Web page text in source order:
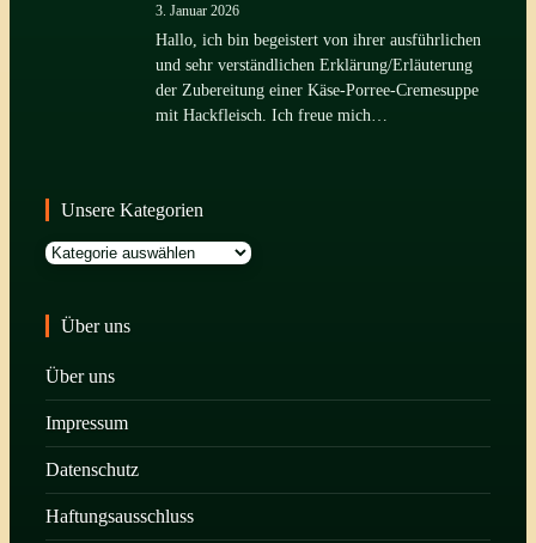
3. Januar 2026
Hallo, ich bin begeistert von ihrer ausführlichen
und sehr verständlichen Erklärung/Erläuterung
der Zubereitung einer Käse-Porree-Cremesuppe
mit Hackfleisch. Ich freue mich…
Unsere Kategorien
Kategorien
Über uns
Über uns
Impressum
Datenschutz
Haftungsausschluss